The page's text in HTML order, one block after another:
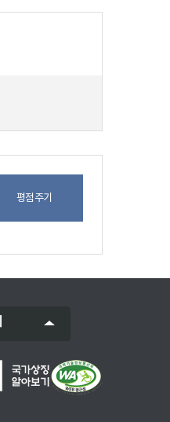
평점주기